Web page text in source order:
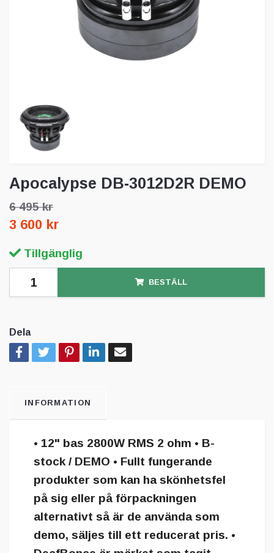
Apocalypse DB-3012D2R DEMO
6 495 kr
3 600 kr
Tillgänglig
BESTÄLL
Dela
INFORMATION
• 12" bas 2800W RMS 2 ohm • B-
stock / DEMO • Fullt fungerande
produkter som kan ha skönhetsfel
på sig eller på förpackningen
alternativt så är de använda som
demo, säljes till ett reducerat pris. •